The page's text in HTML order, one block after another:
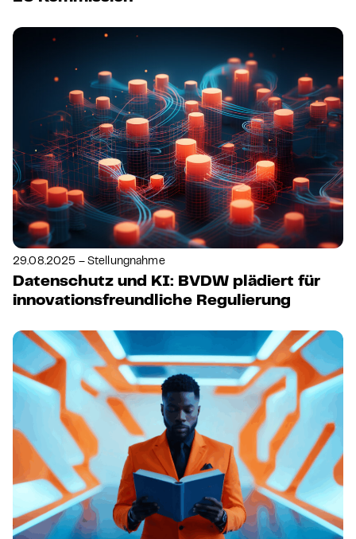
29.08.2025 – Stellungnahme
Datenschutz und KI: BVDW plädiert für
innovationsfreundliche Regulierung